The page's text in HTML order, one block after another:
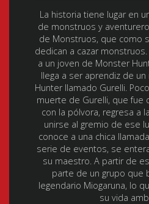
La historia tiene lugar en
de monstruos y
de Monstruos, que como
dedican a cazar
a un joven de Monster
llega a ser aprendiz de
Hunter llamado Gurelli.
muerte de Gurelli, que fue
con la pólvora, regresa a
unirse al gremio de ese
conoce a una chica
serie de eventos, se
su maestro. A partir de
parte de un grupo que
legendario Miogaruna, lo
su vida